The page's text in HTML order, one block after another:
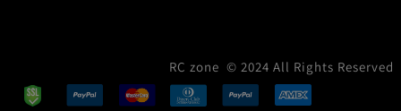
RC zone © 2024 All Rights Reserved